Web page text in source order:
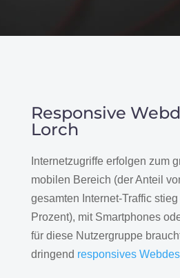
Responsive
Lorch
Internetzugriffe erfolgen zum
mobilen Bereich (der Anteil
gesamten Internet-Traffic
Prozent), mit Smartphones
für diese Nutzergruppe
dringend responsives